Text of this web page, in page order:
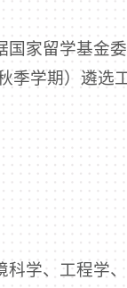
家留学基金
学期）遴选
学、工程学